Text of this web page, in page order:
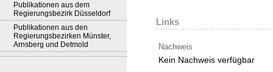
Publikationen aus dem
Regierungsbezirk Düsseldorf
Publikationen aus den
Regierungsbezirken Münster,
Arnsberg und Detmold
Links
Nachweis
Kein Nachweis verfügbar